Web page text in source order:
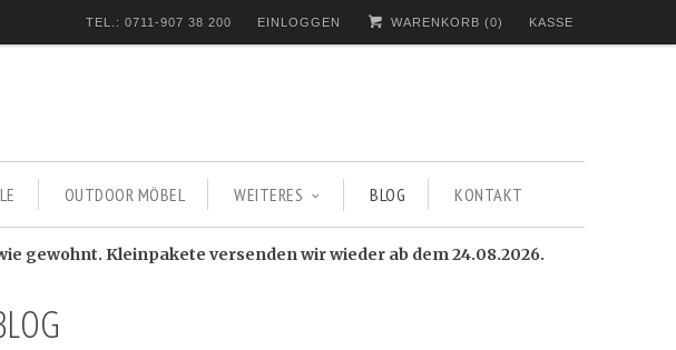
TEL.: 0711-907 38 200 EINLOGGEN WARENKORB (0) KASSE
OUTDOOR MÖBEL WEITERES BLOG KONTAKT
gewohnt. Kleinpakete versenden wir wieder ab dem 24.08.2026.